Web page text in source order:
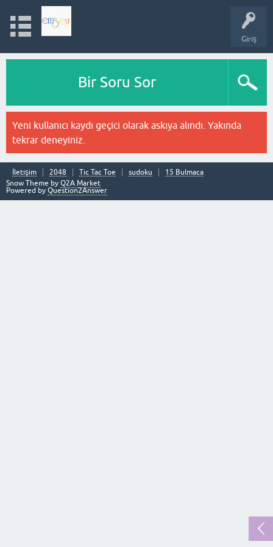
Giriş
Bir Soru Sor
Yeni kullanıcı kaydı geçici olarak askıya alındı. Yakında
tekrar deneyiniz.
İletişim 2048 Tic Tac Toe sudoku
15 Bulmaca
Snow Theme by Q2A Market
Powered by Question2Answer